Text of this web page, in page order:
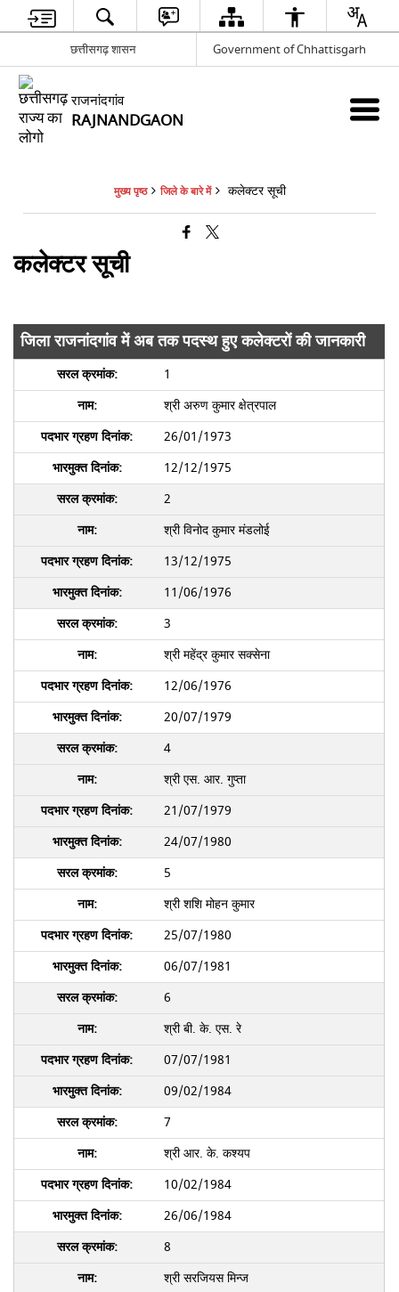
छत्तीसगढ़ शासन Government of Chhattisgarh
राजनांदगांव
RAJNANDGAON
मुख्य पृष्ठ जिले के बारे में कलेक्टर सूची
कलेक्टर सूची
जिला राजनांदगांव में अब तक पदस्थ हुए कलेक्टरों की जानकारी
1
श्री अरुण कुमार क्षेत्रपाल
26/01/1973
12/12/1975
2
श्री विनोद कुमार मंडलोई
13/12/1975
11/06/1976
3
श्री महेंद्र कुमार सक्सेना
12/06/1976
20/07/1979
4
श्री एस. आर. गुप्ता
21/07/1979
24/07/1980
5
श्री शशि मोहन कुमार
25/07/1980
06/07/1981
6
श्री बी. के. एस. रे
07/07/1981
09/02/1984
7
श्री आर. के. कश्यप
10/02/1984
26/06/1984
8
श्री सरजियस मिन्ज